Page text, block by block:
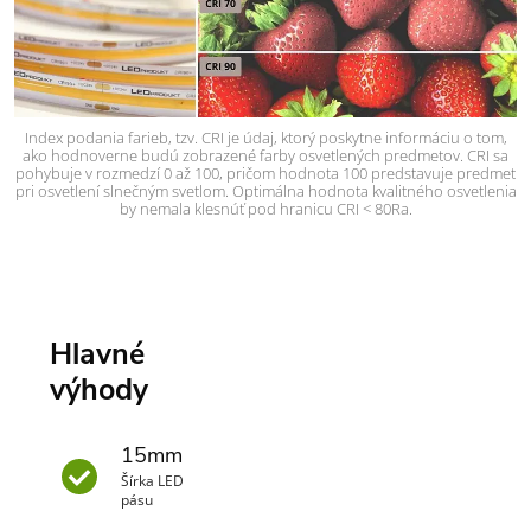
Index podania farieb, tzv. CRI je údaj, ktorý poskytne informáciu o tom,
ako hodnoverne budú zobrazené farby osvetlených predmetov. CRI sa
pohybuje v rozmedzí 0 až 100, pričom hodnota 100 predstavuje predmet
pri osvetlení slnečným svetlom. Optimálna hodnota kvalitného osvetlenia
by nemala klesnúť pod hranicu CRI < 80Ra.
Hlavné
výhody
15mm
Šírka LED
pásu